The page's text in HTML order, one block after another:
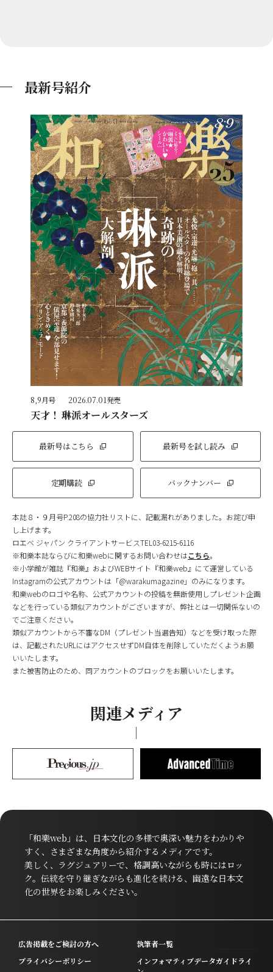
最新号紹介
8,9月号 2026.07.01発売
天才！ 琳派オールスターズ
最新号はこちら 最新号を試し読み
定期購読 バックナンバー
本誌８・９月号P.208の協力社リストに、記載漏れがありました。お詫び申
し上げます。
ロエベ ジャパン クライアントサービスTEL03-6215-6116
※和樂本誌ならびに和樂webに関するお問い合わせはこちら。
※小学館が雑誌『和樂』およびWEBサイト『和樂web』にて運営している
Instagramの公式アカウントは「@warakumagazine」のみになります。
和樂webのロゴや名称、公式アカウントの投稿を無断使用しプレゼント企画
などを行っている類似アカウントがございますが、弊社とは一切関係ないの
でご注意ください。
類似アカウントから不審なDM（プレゼント当選告知）などを受け取った際
は、記載されたURLにはアクセスせずDM自体を削除していただくようお願
いいたします。
また被害防止のため、同アカウントのブロックをお願いいたします。
関連メディア
「和樂web」は、日本文化の多様で奥深い魅力をわかりや
すく、さまざまな角度から紹介するメディアです。
美しく、ラグジュアリーで、格調高いながらも時にはロッ
ク。伝統を守り継ぎながらも進化を続ける、幽遠な日本文
化の世界をお楽しみください。
広告掲載をご検討の方へ
執筆者一覧
プライバシーポリシー
インフォマティブデータガイドライ